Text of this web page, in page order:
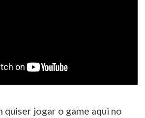
quiser jogar o game aqui no